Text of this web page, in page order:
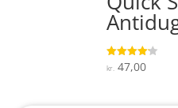
Vurderet
4.1
kr. 47,00